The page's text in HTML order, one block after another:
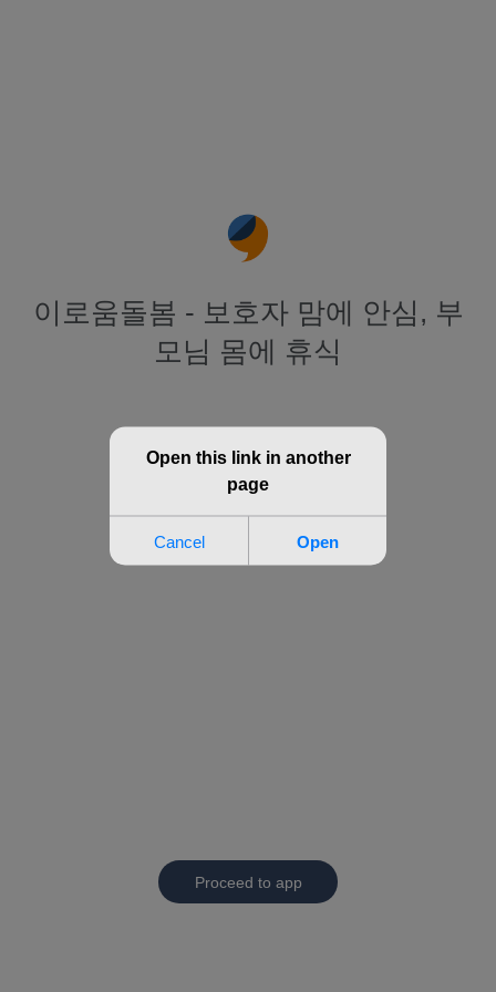
이로움돌봄 - 보호자 맘에 안심, 부
모님 몸에 휴식
Proceed to app